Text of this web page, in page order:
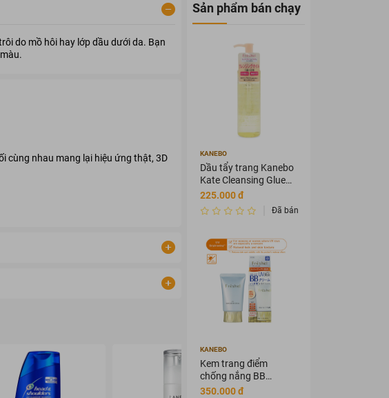
do mồ hôi hay lớp dầu dưới da. Bạn
cùng nhau mang lại hiệu ứng thật, 3D
Sản phẩm bán chạy
KANEBO
Dầu tẩy trang Kanebo
Kate Cleansing Glue
Oil 115ml
225.000 đ
Đã bán 33
KANEBO
Kem trang điểm
chống nắng BB
Kanebo Freshel 50g
350.000 đ